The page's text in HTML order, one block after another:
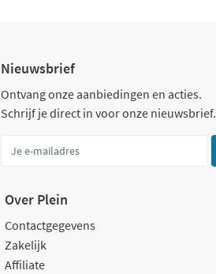
Nieuwsbrief
Ontvang onze aanbiedingen en acties.
Schrijf je direct in voor onze nieuwsbrief.
Over Plein
Contactgegevens
Zakelijk
Affiliate